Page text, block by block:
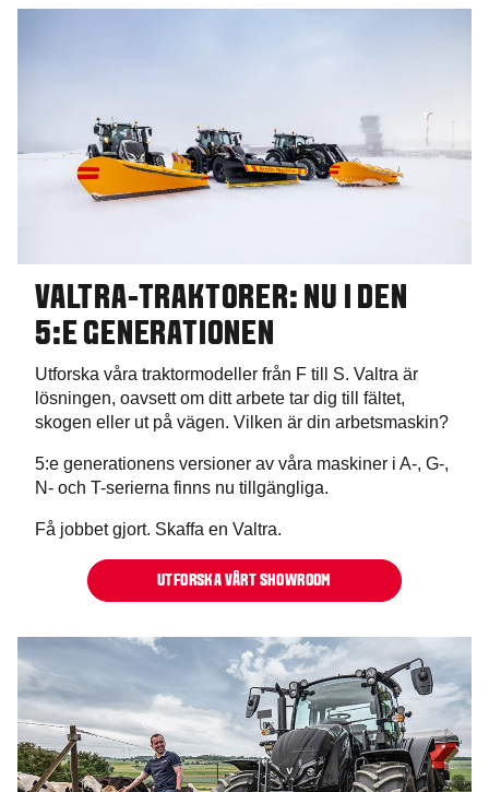
VALTRA-TRAKTORER: NU I DEN
5:E GENERATIONEN
Utforska våra traktormodeller från F till S. Valtra är
lösningen, oavsett om ditt arbete tar dig till fältet,
skogen eller ut på vägen. Vilken är din arbetsmaskin?
5:e generationens versioner av våra maskiner i A-, G-,
N- och T-serierna finns nu tillgängliga.
Få jobbet gjort. Skaffa en Valtra.
UTFORSKA VÅRT SHOWROOM